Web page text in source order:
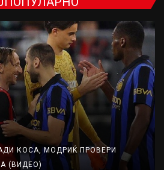
КОСА, МОДРИЌ ПРОВЕРИ
(ВИДЕО)